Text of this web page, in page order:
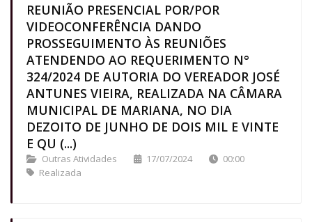
REUNIÃO PRESENCIAL POR/POR
VIDEOCONFERÊNCIA DANDO
PROSSEGUIMENTO ÀS REUNIÕES
ATENDENDO AO REQUERIMENTO N°
324/2024 DE AUTORIA DO VEREADOR JOSÉ
ANTUNES VIEIRA, REALIZADA NA CÂMARA
MUNICIPAL DE MARIANA, NO DIA
DEZOITO DE JUNHO DE DOIS MIL E VINTE
E QU (...)
Outras Atividades 17/07/2024
00:00
Realizada